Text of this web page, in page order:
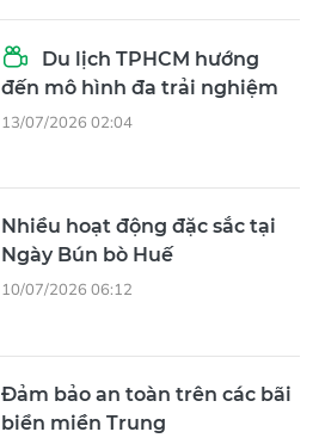
Du lịch TPHCM hướng
đến mô hình đa trải nghiệm
13/07/2026 02:04
Nhiều hoạt động đặc sắc tại
Ngày Bún bò Huế
10/07/2026 06:12
Đảm bảo an toàn trên các bãi
biển miền Trung